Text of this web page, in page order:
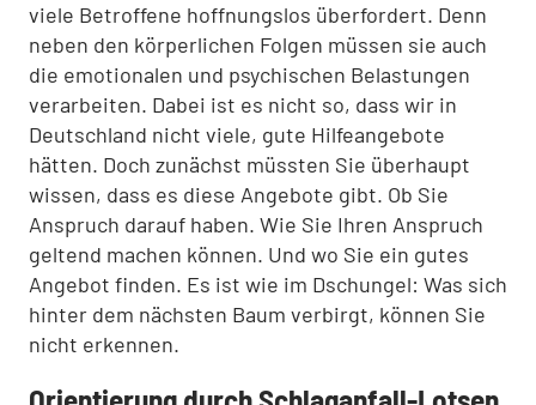
viele Betroffene hoffnungslos überfordert. Denn
neben den körperlichen Folgen müs­sen sie auch
die emotionalen und psychischen Belastun­gen
verarbeiten. Dabei ist es nicht so, dass wir in
Deutschland nicht viele, gute Hilfeangebote
hätten. Doch zunächst müssten Sie überhaupt
wissen, dass es diese Angebote gibt. Ob Sie
Anspruch darauf haben. Wie Sie Ihren Anspruch
gel­tend machen können. Und wo Sie ein gutes
Angebot fin­den. Es ist wie im Dschungel: Was sich
hinter dem nächs­ten Baum verbirgt, können Sie
nicht erkennen.